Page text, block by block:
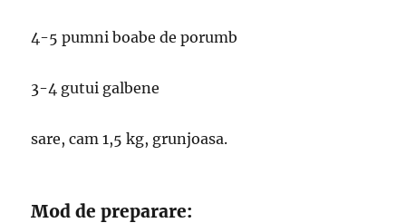
4-5 pumni boabe de porumb
3-4 gutui galbene
sare, cam 1,5 kg, grunjoasa.
Mod de preparare: